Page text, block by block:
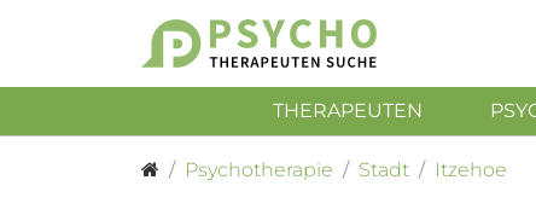
THERAPEUTEN
Psychotherapie Stadt Itzehoe